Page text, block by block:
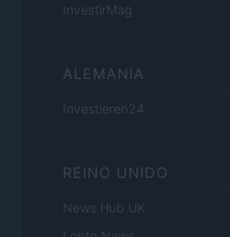
InvestirMag
ALEMANIA
Investieren24
REINO UNIDO
News Hub UK